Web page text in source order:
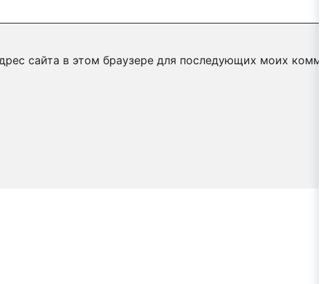
сайта в этом браузере для последующих моих